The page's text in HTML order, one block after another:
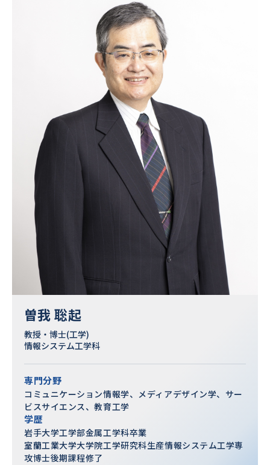
曽我 聡起
教授・博士(工学)
情報システム工学科
専門分野
コミュニケーション情報学、メディアデザイン学、サー
ビスサイエンス、教育工学
学歴
岩手大学工学部金属工学科卒業
室蘭工業大学大学院工学研究科生産情報システム工学専
攻博士後期課程修了